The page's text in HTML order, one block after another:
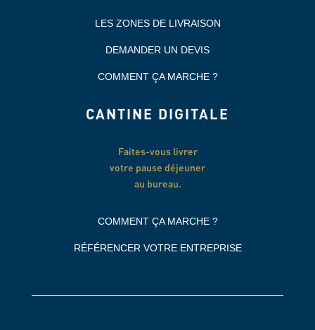
LES ZONES DE LIVRAISON
DEMANDER UN DEVIS
COMMENT ÇA MARCHE ?
CANTINE DIGITALE
Faites-vous livrer
votre pause déjeuner
au bureau.
COMMENT ÇA MARCHE ?
RÉFÉRENCER VOTRE ENTREPRISE